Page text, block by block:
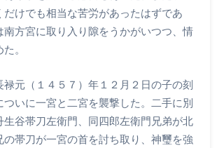
だけでも相当な苦労があったはずであ
南方宮に取り入り隙をうかがいつつ、情
。
禄元（１４５７）年１２月２日の子の刻
ついに一宮と二宮を襲撃した。二手に別
生谷帯刀左衛門、同四郎左衛門兄弟が北
の帯刀が一宮の首を討ち取り、神璽を強